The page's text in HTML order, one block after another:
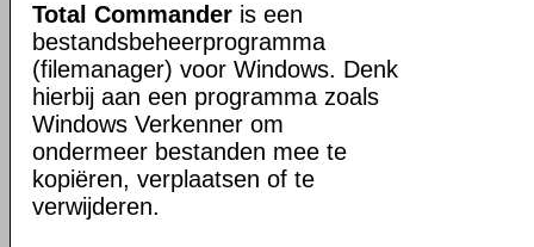
Total Commander is een
bestandsbeheerprogramma
(filemanager) voor Windows. Denk
hierbij aan een programma zoals
Windows Verkenner om
ondermeer bestanden mee te
kopiëren, verplaatsen of te
verwijderen.